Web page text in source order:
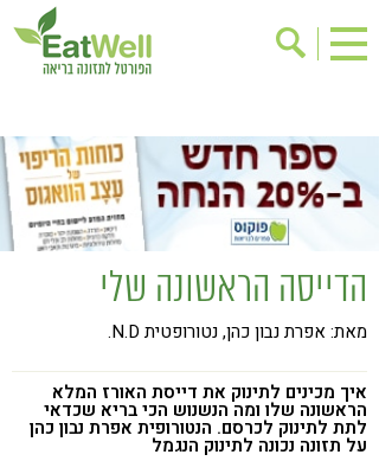
בישול בריא
אינדקס עסקים
ריפוי ומניעת מחלות
בריאות האישה
מתכוני בריאות
אירועים
שינוי תזונתי
גישות בתזונה
דיאטה
ניקוי רעלים
מזונות על
ילדים
תזונה וספורט
הדייסה הראשונה שלי
מאת: אפרת נבון כהן, נטורופטית N.D.
איך מכינים לתינוק את דייסת האורז המלא
הראשונה שלו ומה הנשנוש הכי בריא שכדאי
לתת לתינוק לכרסם. הנטורופית אפרת נבון כהן
על תזונה נכונה לתינוק הנגמל